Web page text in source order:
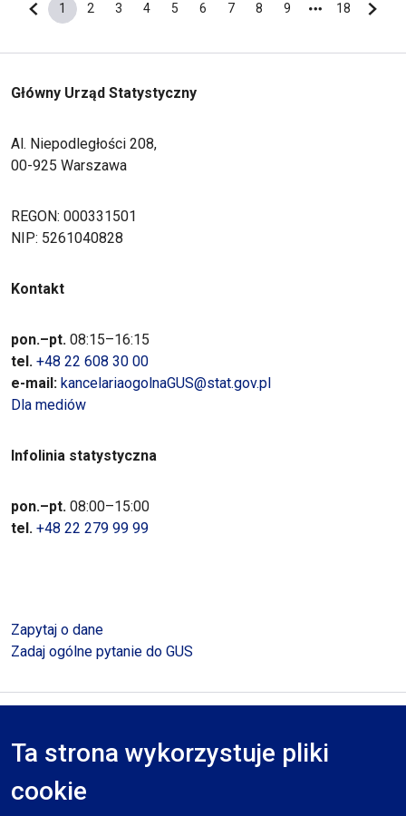
Ta strona wykorzystuje pliki
cookie
Poprzednia strona
Bieżąca strona
1
Strona
2
Strona
3
Strona
4
Strona
5
Strona
6
Strona
7
Strona
8
Strona
9
Ostatnia
18
Główny Urząd Statystyczny
Al. Niepodległości 208,
00-925 Warszawa
REGON: 000331501
NIP: 5261040828
Kontakt
pon.–pt. 08:15–16:15
tel. +48 22 608 30 00
e-mail: kancelariaogolnaGUS@stat.gov.pl
Dla mediów
Infolinia statystyczna
pon.–pt. 08:00–15:00
tel. +48 22 279 99 99
Zapytaj o dane
Zadaj ogólne pytanie do GUS
RODO